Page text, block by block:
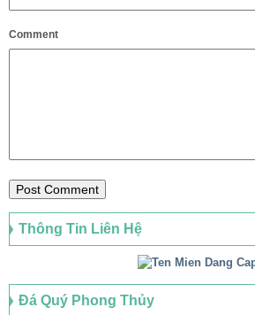
Comment
Thông Tin Liên Hệ
Đá Quý Phong Thủy